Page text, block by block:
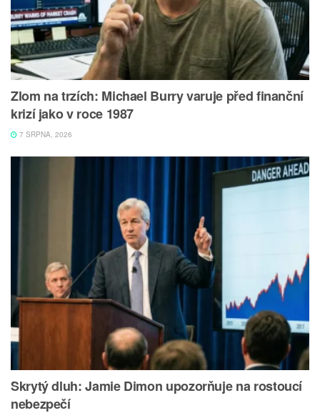
Zlom na trzích: Michael Burry varuje před finanční
krizí jako v roce 1987
7 SRPNA, 2026
Skrytý dluh: Jamie Dimon upozorňuje na rostoucí
nebezpečí